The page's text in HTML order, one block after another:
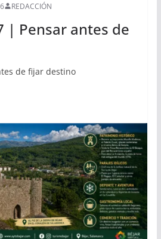
REDACCIÓN
| Pensar antes de
de fijar destino